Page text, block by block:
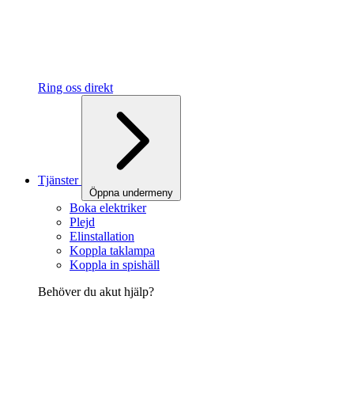
Ring oss direkt
Tjänster
Öppna undermeny
Boka elektriker
Plejd
Elinstallation
Koppla taklampa
Koppla in spishäll
Behöver du akut hjälp?